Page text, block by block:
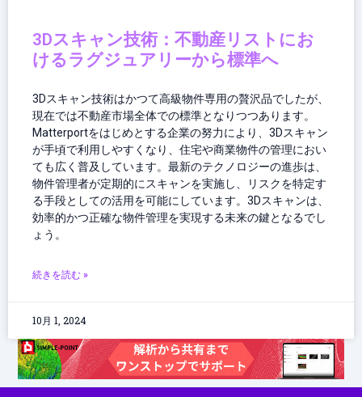
3Dスキャン技術：不動産リストにお
けるラグジュアリーから標準へ
3Dスキャン技術はかつて高級物件専用の贅沢品でしたが、
現在では不動産市場全体での標準となりつつあります。
Matterportをはじめとする企業の努力により、3Dスキャン
が手頃で利用しやすくなり、住宅や商業物件の管理におい
ても広く普及しています。最新のテクノロジーの進歩は、
物件管理者が定期的にスキャンを実施し、リスクを特定す
る手段としての活用を可能にしています。3Dスキャンは、
効率的かつ正確な物件管理を実現する未来の鍵となるでし
ょう。
続きを読む »
10月 1, 2024